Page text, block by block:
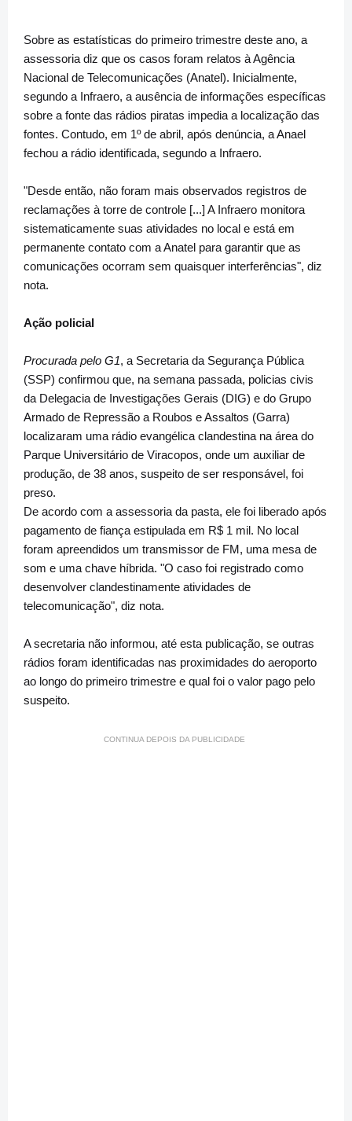
Sobre as estatísticas do primeiro trimestre deste ano, a
assessoria diz que os casos foram relatos à Agência
Nacional de Telecomunicações (Anatel). Inicialmente,
segundo a Infraero, a ausência de informações específicas
sobre a fonte das rádios piratas impedia a localização das
fontes. Contudo, em 1º de abril, após denúncia, a Anael
fechou a rádio identificada, segundo a Infraero.
"Desde então, não foram mais observados registros de
reclamações à torre de controle [...] A Infraero monitora
sistematicamente suas atividades no local e está em
permanente contato com a Anatel para garantir que as
comunicações ocorram sem quaisquer interferências", diz
nota.
Ação policial
Procurada pelo G1, a Secretaria da Segurança Pública
(SSP) confirmou que, na semana passada, policias civis
da Delegacia de Investigações Gerais (DIG) e do Grupo
Armado de Repressão a Roubos e Assaltos (Garra)
localizaram uma rádio evangélica clandestina na área do
Parque Universitário de Viracopos, onde um auxiliar de
produção, de 38 anos, suspeito de ser responsável, foi
preso.
De acordo com a assessoria da pasta, ele foi liberado após
pagamento de fiança estipulada em R$ 1 mil. No local
foram apreendidos um transmissor de FM, uma mesa de
som e uma chave híbrida. "O caso foi registrado como
desenvolver clandestinamente atividades de
telecomunicação", diz nota.
A secretaria não informou, até esta publicação, se outras
rádios foram identificadas nas proximidades do aeroporto
ao longo do primeiro trimestre e qual foi o valor pago pelo
suspeito.
CONTINUA DEPOIS DA PUBLICIDADE